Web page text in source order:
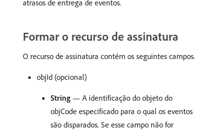
atrasos de entrega de eventos.
Formar o recurso de assinatura
O recurso de assinatura contém os seguintes campos.
objId (opcional)
String — A identificação do objeto do
objCode especificado para o qual os eventos
são disparados. Se esse campo não for